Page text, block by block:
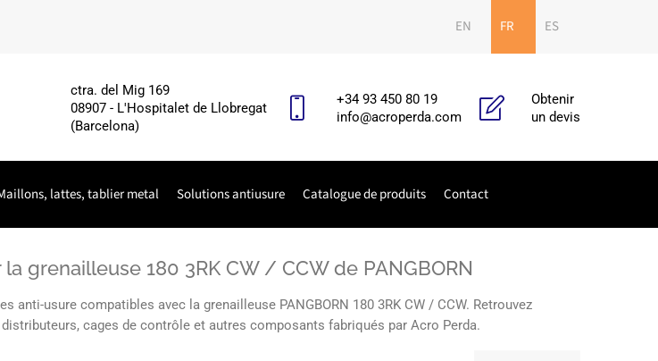
EN FR ES
ctra. del Mig 169
08907 - L'Hospitalet de Llobregat
(Barcelona)
+34 93 450 80 19
info@acroperda.com
Obtenir
un devis
lattes, tablier metal Solutions antiusure Catalogue de produits Contact
grenailleuse 180 3RK CW / CCW de PANGBORN
anti-usure compatibles avec la grenailleuse PANGBORN 180 3RK CW / CCW. Retrouvez
cages de contrôle et autres composants fabriqués par Acro Perda.